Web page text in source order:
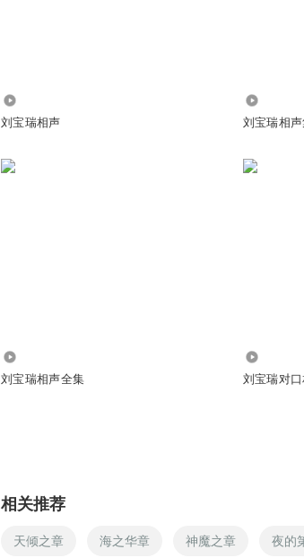
刘宝瑞相声 刘宝瑞相
刘宝瑞相声全集 刘宝瑞对
相关推荐
天倾之章 海之华章 神魔之章 夜的